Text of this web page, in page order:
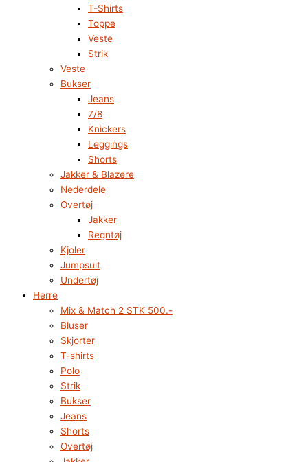
T-Shirts
Toppe
Veste
Strik
Veste
Bukser
Jeans
7/8
Knickers
Leggings
Shorts
Jakker & Blazere
Nederdele
Overtøj
Jakker
Regntøj
Kjoler
Jumpsuit
Undertøj
Herre
Mix & Match 2 STK 500.-
Bluser
Skjorter
T-shirts
Polo
Strik
Bukser
Jeans
Shorts
Overtøj